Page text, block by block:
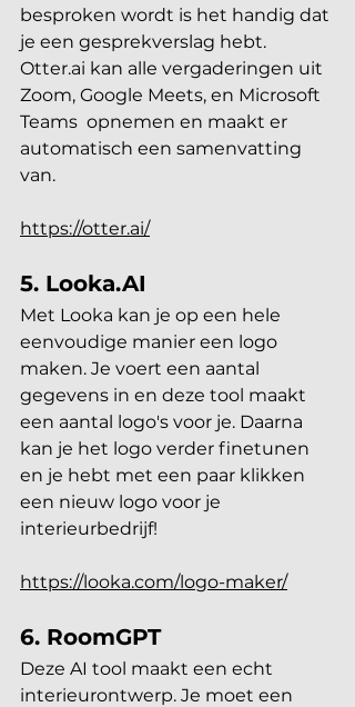
besproken wordt is het handig dat
je een gesprekverslag hebt.
Otter.ai kan alle vergaderingen uit
Zoom, Google Meets, en Microsoft
Teams  opnemen en maakt er
automatisch een samenvatting
van.
https://otter.ai/
5. Looka.AI
Met Looka kan je op een hele
eenvoudige manier een logo
maken. Je voert een aantal
gegevens in en deze tool maakt
een aantal logo's voor je. Daarna
kan je het logo verder finetunen
en je hebt met een paar klikken
een nieuw logo voor je
interieurbedrijf!
https://looka.com/logo-maker/
6. RoomGPT
Deze AI tool maakt een echt
interieurontwerp. Je moet een